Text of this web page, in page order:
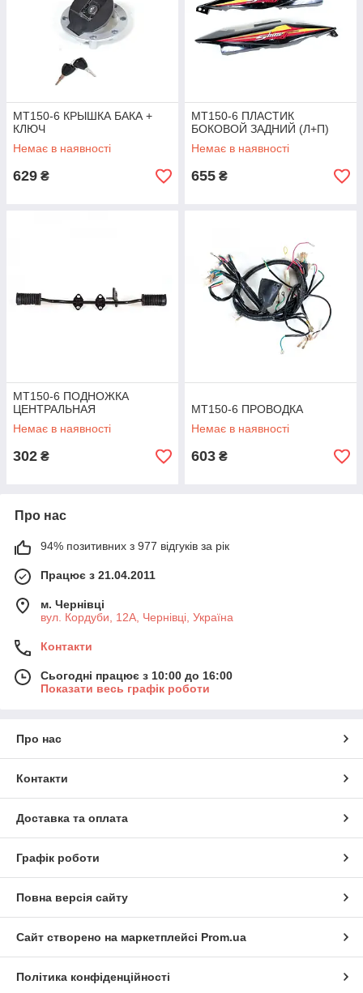
MT150-6 КРЫШКА БАКА +
КЛЮЧ
Немає в наявності
629 ₴
MT150-6 ПЛАСТИК
БОКОВОЙ ЗАДНИЙ (Л+П)
Немає в наявності
655 ₴
MT150-6 ПОДНОЖКА
ЦЕНТРАЛЬНАЯ
Немає в наявності
302 ₴
MT150-6 ПРОВОДКА
Немає в наявності
603 ₴
Про нас
94% позитивних з 977 відгуків за рік
Працює з 21.04.2011
м. Чернівці
вул. Кордуби, 12А, Чернівці, Україна
Контакти
Сьогодні працює з 10:00 до 16:00
Показати весь графік роботи
Про нас
Контакти
Доставка та оплата
Графік роботи
Повна версія сайту
Сайт створено на маркетплейсі Prom.ua
Політика конфіденційності